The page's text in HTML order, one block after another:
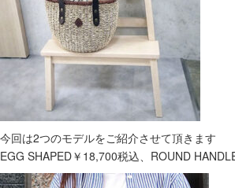
今回は2つのモデルをご紹介させて頂きます
EGG SHAPED￥18,700税込、ROUND